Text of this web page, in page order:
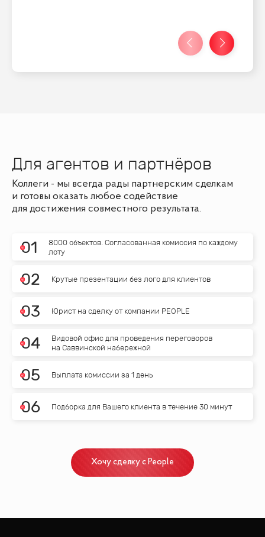
Для агентов и партнёров
Коллеги - мы всегда рады партнерским сделкам
и готовы оказать любое содействие
для достижения совместного результата.
01
8000 объектов. Согласованная комиссия по каждому
лоту
02 Крутые презентации без лого для клиентов
03 Юрист на сделку от компании PEOPLE
04
Видовой офис для проведения переговоров
на Саввинской набережной
05 Выплата комиссии за 1 день
06 Подборка для Вашего клиента в течение 30 минут
Хочу сделку с People